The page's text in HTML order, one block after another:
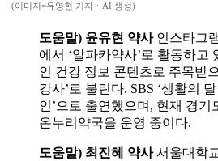
(이미지=유영현 기자ㆍAI 생성)
도움말) 윤유현 약사인스타그
에서 ‘알파카약사’로 활동하고
인 건강 정보 콘텐츠로 주목받
강사’로 불린다. SBS ‘생활의
인’으로 출연했으며, 현재 경기
온누리약국을 운영 중이다.
도움말) 최진혜 약사서울대학